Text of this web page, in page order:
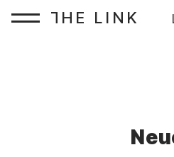
Zum Inhalt springen
T
HE LINK